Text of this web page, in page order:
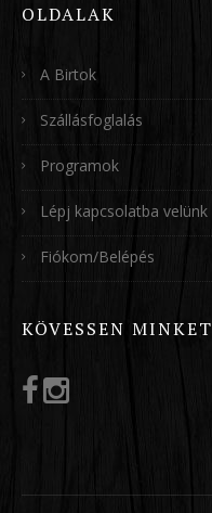
OLDALAK
A Birtok
Szállásfoglalás
Programok
Lépj kapcsolatba velünk
Fiókom/Belépés
KÖVESSEN MINKET